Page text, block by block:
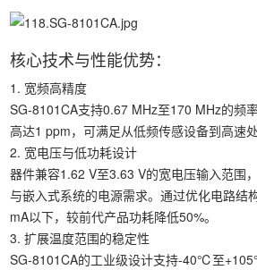
核心技术与性能优势：
1. 宽频高精度
SG-8101CA支持0.67 MHz至170 MHz的频
高达1 ppm，可满足从低频传感设备到高速
2. 宽电压与低功耗设计
器件兼容1.62 V至3.63 V的宽电压输入范围
与嵌入式系统的电源需求。通过优化电路结
mA以下，较前代产品功耗降低50%。
3. 扩展温度范围的稳定性
SG-8101CA的工业级设计支持-40℃至